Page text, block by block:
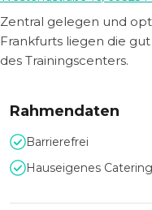
Zentral gelegen und
Frankfurts liegen die
des Trainingscenters.
Rahmendaten
Barrierefrei
Hauseigenes Catering